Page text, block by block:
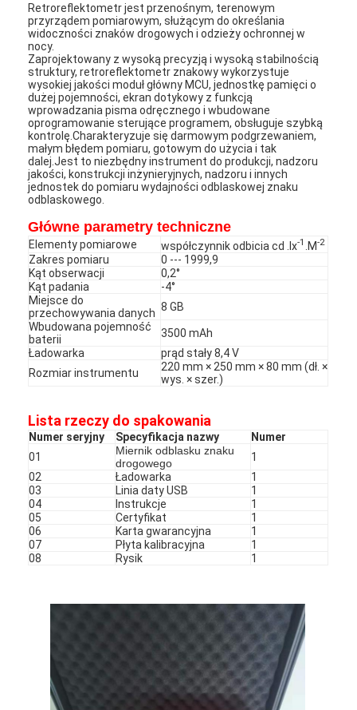
Pokaz VR
Retroreflektometr jest przenośnym, terenowym
przyrządem pomiarowym, służącym do określania
widoczności znaków drogowych i odzieży ochronnej w
nocy.
Zaprojektowany z wysoką precyzją i wysoką stabilnością
struktury, retroreflektometr znakowy wykorzystuje
wysokiej jakości moduł główny MCU, jednostkę pamięci o
dużej pojemności, ekran dotykowy z funkcją
wprowadzania pisma odręcznego i wbudowane
oprogramowanie sterujące programem, obsługuje szybką
kontrolę.Charakteryzuje się darmowym podgrzewaniem,
małym błędem pomiaru, gotowym do użycia i tak
dalej.Jest to niezbędny instrument do produkcji, nadzoru
jakości, konstrukcji inżynieryjnych, nadzoru i innych
jednostek do pomiaru wydajności odblaskowej znaku
odblaskowego.
Główne parametry techniczne
Elementy pomiarowe współczynnik odbicia cd .lx-1 .M-2
Zakres pomiaru
0 --- 1999,9
Kąt obserwacji
0,2°
Kąt padania
-4°
Miejsce do
przechowywania danych 8 GB
Wbudowana pojemność
baterii
3500 mAh
Ładowarka
prąd stały 8,4 V
Rozmiar instrumentu
220 mm × 250 mm × 80 mm (dł. ×
wys. × szer.)
Lista rzeczy do spakowania
Numer seryjny Specyfikacja nazwy
Numer
01
Miernik odblasku znaku
drogowego
1
02
Ładowarka
1
03
Linia daty USB
1
04
Instrukcje
1
05
Certyfikat
1
06
Karta gwarancyjna
1
07
Płyta kalibracyjna
1
08
Rysik 1